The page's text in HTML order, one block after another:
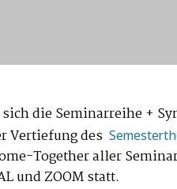
die Seminarreihe +
Vertiefung des
Together aller
und ZOOM statt.